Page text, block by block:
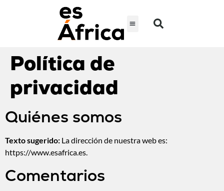
Política de
privacidad
Quiénes somos
Texto sugerido: La dirección de nuestra web es:
https://www.esafrica.es.
Comentarios